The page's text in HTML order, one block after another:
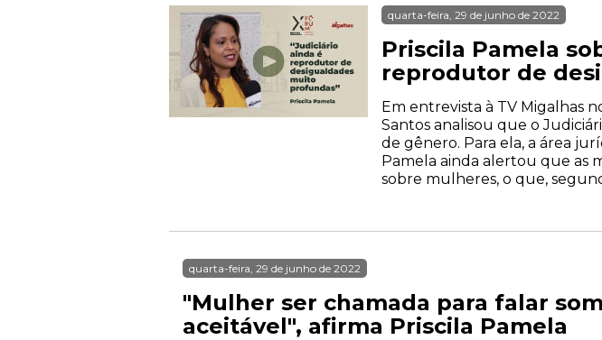
quarta-feira, 29 de junho de 2022
Priscila Pamela
reprodutor de
Em entrevista à TV Migalhas
Santos analisou que o
de gênero. Para ela, a área
Pamela ainda alertou que as
sobre mulheres, o que,
quarta-feira, 29 de junho de 2022
"Mulher ser chamada para falar
aceitável", afirma Priscila Pamela